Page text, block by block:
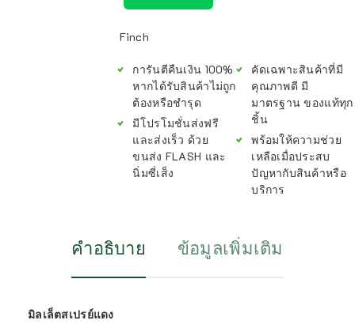
Finch
การันตีคืนเงิน 100%
หากได้รับสินค้าไม่ถูก
ต้องหรือชำรุด
มีโปรโมชั่นส่งฟรี
และส่งเร็ว ด้วย
ขนส่ง FLASH และ
นิ่มซี่เส็ง
คัดเฉพาะสินค้าที่มี
คุณภาพดี มี
มาตรฐาน ของแท้ทุก
ชิ้น
พร้อมให้ความช่วย
เหลือเมื่อประสบ
ปัญหากับสินค้าหรือ
บริการ
คำอธิบาย ข้อมูลเพิ่มเติม
มิลเล็ตสเปรย์แดง